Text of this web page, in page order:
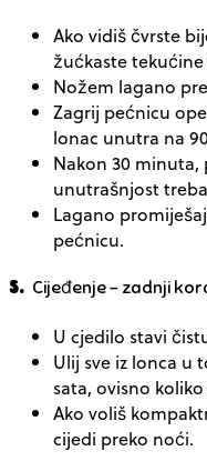
Ako vidiščvrste
žućkaste
Nožem lagano
Zagrij pećnicu
lonac unutra na
Nakon 30 minuta,
unutrašnjost
Lagano
pećnicu.
5. Cijeđenje – zadnji
U cjedilo stavi
Ulij sve iz lonca u
sata, ovisno
Ako voliš
cijedi preko noći.